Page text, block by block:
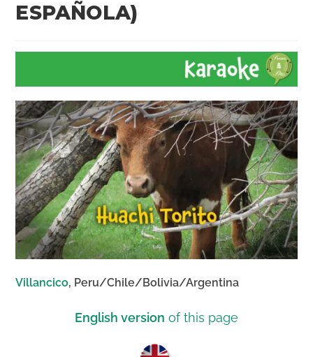
ESPAÑOLA)
Villancico, Peru/Chile/Bolivia/Argentina
English version of this page